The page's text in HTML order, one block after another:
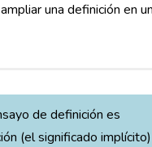
una definición en
de definición es
(el significado implícito)